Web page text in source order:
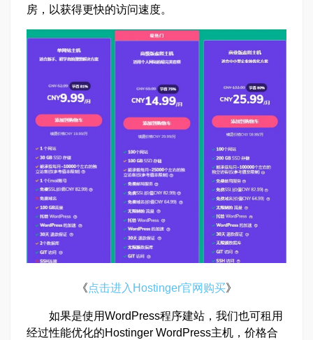
房，以获得更快的访问速度。
《点击进入Hostinger官网购买》
如果是使用WordPress程序建站，我们也可租用
经过性能优化的Hostinger WordPress主机，价格合